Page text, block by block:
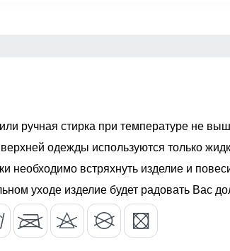
ручная стирка при температуре не
одежды используются только
необходимо встряхнуть изделие и
уходе изделие будет радовать Вас